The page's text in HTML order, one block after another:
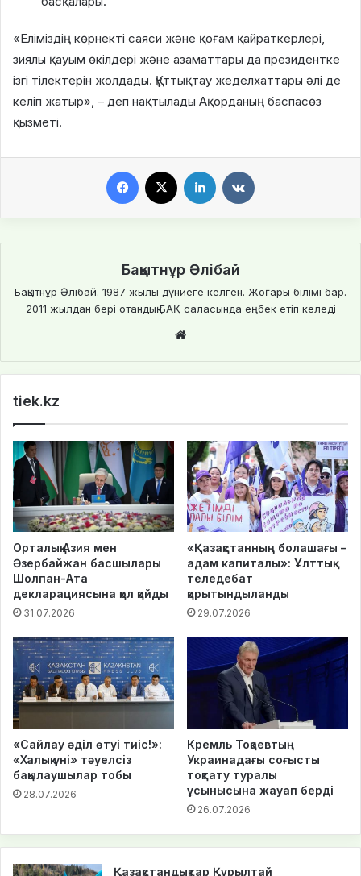
«Еліміздің көрнекті саяси және қоғам қайраткерлері,
зиялы қауым өкілдері және азаматтары да президентке
ізгі тілектерін жолдады. Құттықтау жеделхаттары әлі де
келіп жатыр», – деп нақтылады Ақорданың баспасөз
қызметі.
Бақытнұр Әлібай
Бақытнұр Әлібай. 1987 жылы дүниеге келген. Жоғары білімі бар.
2011 жылдан бері отандық БАҚ саласында еңбек етіп келеді
te
tiek.kz
Орталық Азия мен
Әзербайжан басшылары
Шолпан-Ата
декларациясына қол қойды
31.07.2026
«Қазақстанның болашағы –
адам капиталы»: Ұлттық
теледебат
қорытындыланды
29.07.2026
«Сайлау әділ өтуі тиіс!»:
«Халық үні» тәуелсіз
бақылаушылар тобы
28.07.2026
Кремль Тоқаевтың
Украинадағы соғысты
тоқтату туралы
ұсынысына жауап берді
26.07.2026
Қазақстандықтар Құрылтай